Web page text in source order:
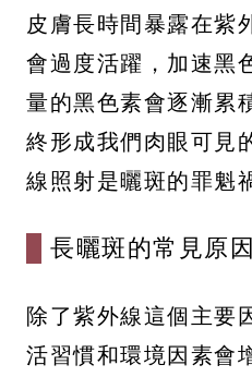
皮膚長時間暴露在紫
會過度活躍，加速黑
量的黑色素會逐漸累
終形成我們肉眼可見
線照射是曬斑的罪魁
長曬斑的常見原因
除了紫外線這個主要
活習慣和環境因素會